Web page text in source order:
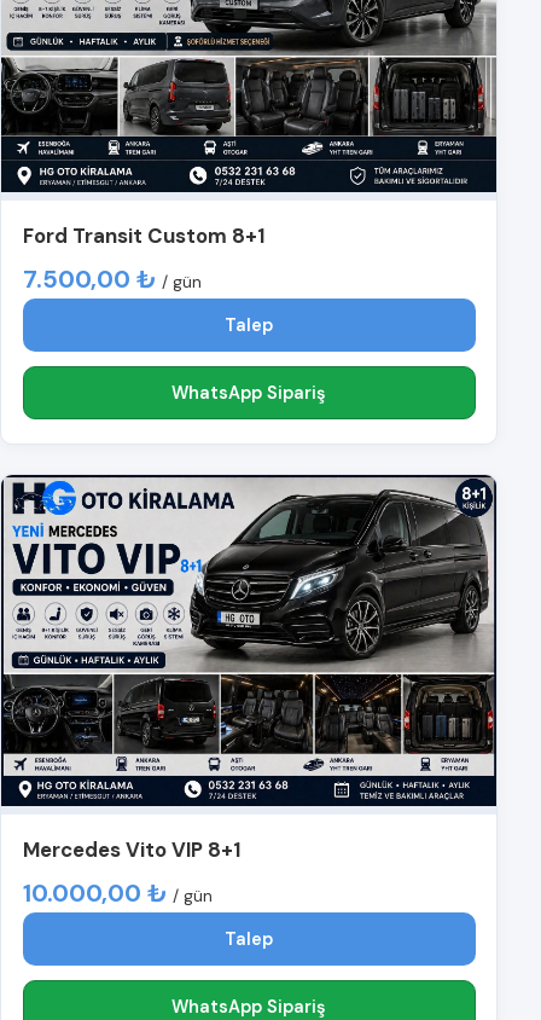
Ford Transit Custom 8+1
7.500,00 ₺ / gün
Talep
WhatsApp Sipariş
Mercedes Vito VIP 8+1
10.000,00 ₺ / gün
Talep
WhatsApp Sipariş